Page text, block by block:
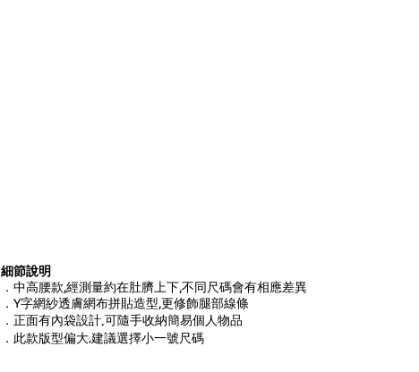
細節說明
． 中高腰款,經測量約在肚臍上下,不同尺碼會有相應差異
． Y字網紗透膚網布拼貼造型,更修飾腿部線條
．正面有內袋設計,可隨手收納簡易個人物品
． 此款版型偏大,建議選擇小一號尺碼